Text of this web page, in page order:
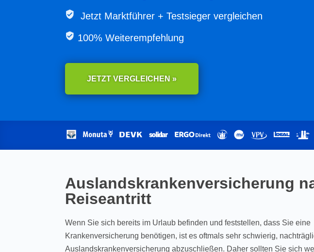
Jetzt Marktführer + Testsieger vergleichen
100% Weiterempfehlung
JETZT VERGLEICHEN »
Auslandskrankenversicherung
Reiseantritt
Wenn Sie sich bereits im Urlaub befinden und feststellen, dass Sie eine
Krankenversicherung benötigen, ist es oftmals sehr schwierig,
Auslandskrankenversicherung abzuschließen. Daher sollten Sie sich